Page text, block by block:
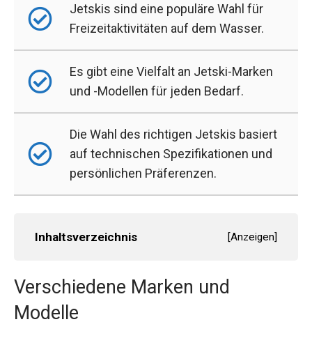
Jetskis sind eine populäre Wahl für
Freizeitaktivitäten auf dem Wasser.
Es gibt eine Vielfalt an Jetski-Marken
und -Modellen für jeden Bedarf.
Die Wahl des richtigen Jetskis basiert
auf technischen Spezifikationen und
persönlichen Präferenzen.
Inhaltsverzeichnis [Anzeigen]
Verschiedene Marken und
Modelle